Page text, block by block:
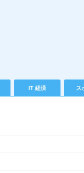
IT 経済 ス